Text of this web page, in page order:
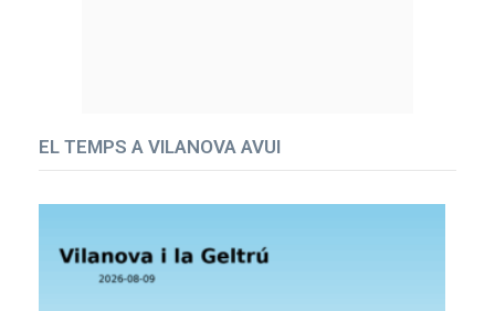
EL TEMPS A VILANOVA AVUI